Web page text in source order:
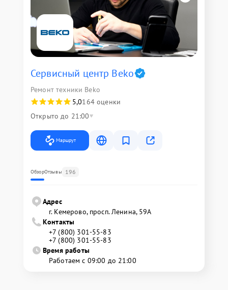
Сервисный центр Beko
Ремонт техники Beko
5,0164 оценки
Открыто до 21:00
Маршрут
ОбзорОтзывы 196
Адрес
г. Кемерово, просп. Ленина, 59А
Контакты
+7 (800) 301-55-83
+7 (800) 301-55-83
Время работы
Работаем с 09:00 до 21:00